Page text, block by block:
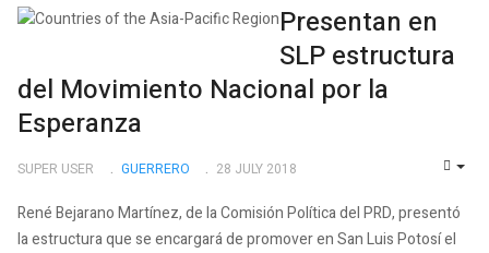
Presentan en
SLP estructura
del Movimiento Nacional por la
Esperanza
SUPER USER GUERRERO 28 JULY 2018
René Bejarano Martínez, de la Comisión Política del PRD, presentó
la estructura que se encargará de promover en San Luis Potosí el